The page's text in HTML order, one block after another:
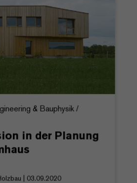
& Bauphysik /
in der Planung
| 03.09.2020